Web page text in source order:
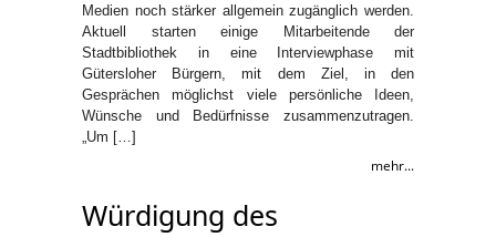
Medien noch stärker allgemein zugänglich werden.
Aktuell starten einige Mitarbeitende der
Stadtbibliothek in eine Interviewphase mit
Gütersloher Bürgern, mit dem Ziel, in den
Gesprächen möglichst viele persönliche Ideen,
Wünsche und Bedürfnisse zusammenzutragen.
„Um […]
mehr...
Würdigung des